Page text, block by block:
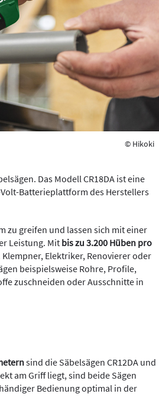
© Hikoki
Das Modell CR18DA ist eine
Batterieplattform des Herstellers
zu greifen und lassen sich mit einer
Leistung. Mit bis zu 3.200 Hüben pro
Elektriker, Renovierer oder
beispielsweise Rohre, Profile,
zuschneiden oder Ausschnitte in
sind die Säbelsägen CR12DA und
am Griff liegt, sind beide Sägen
Bedienung optimal in der